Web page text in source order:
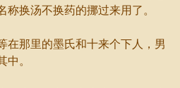
称换汤不换药的挪过来用了。
那里的墨氏和十来个下人，男
中。